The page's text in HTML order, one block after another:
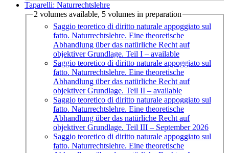
Taparelli: Naturrechtslehre
2 volumes available, 5 volumes in preparation
Saggio teoretico di diritto naturale appoggiato sul
fatto. Naturrechtslehre. Eine theoretische
Abhandlung über das natürliche Recht auf
objektiver Grundlage. Teil I – available
Saggio teoretico di diritto naturale appoggiato sul
fatto. Naturrechtslehre. Eine theoretische
Abhandlung über das natürliche Recht auf
objektiver Grundlage. Teil II – available
Saggio teoretico di diritto naturale appoggiato sul
fatto. Naturrechtslehre. Eine theoretische
Abhandlung über das natürliche Recht auf
objektiver Grundlage. Teil III – September 2026
Saggio teoretico di diritto naturale appoggiato sul
fatto. Naturrechtslehre. Eine theoretische